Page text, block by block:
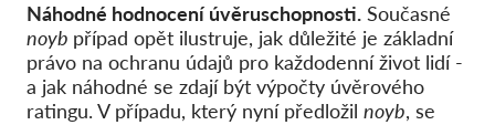
Náhodné hodnocení úvěruschopnosti. Současné
noyb případ opět ilustruje, jak důležité je základní
právo na ochranu údajů pro každodenní život lidí -
a jak náhodné se zdají být výpočty úvěrového
ratingu. V případu, který nyní předložil noyb, se